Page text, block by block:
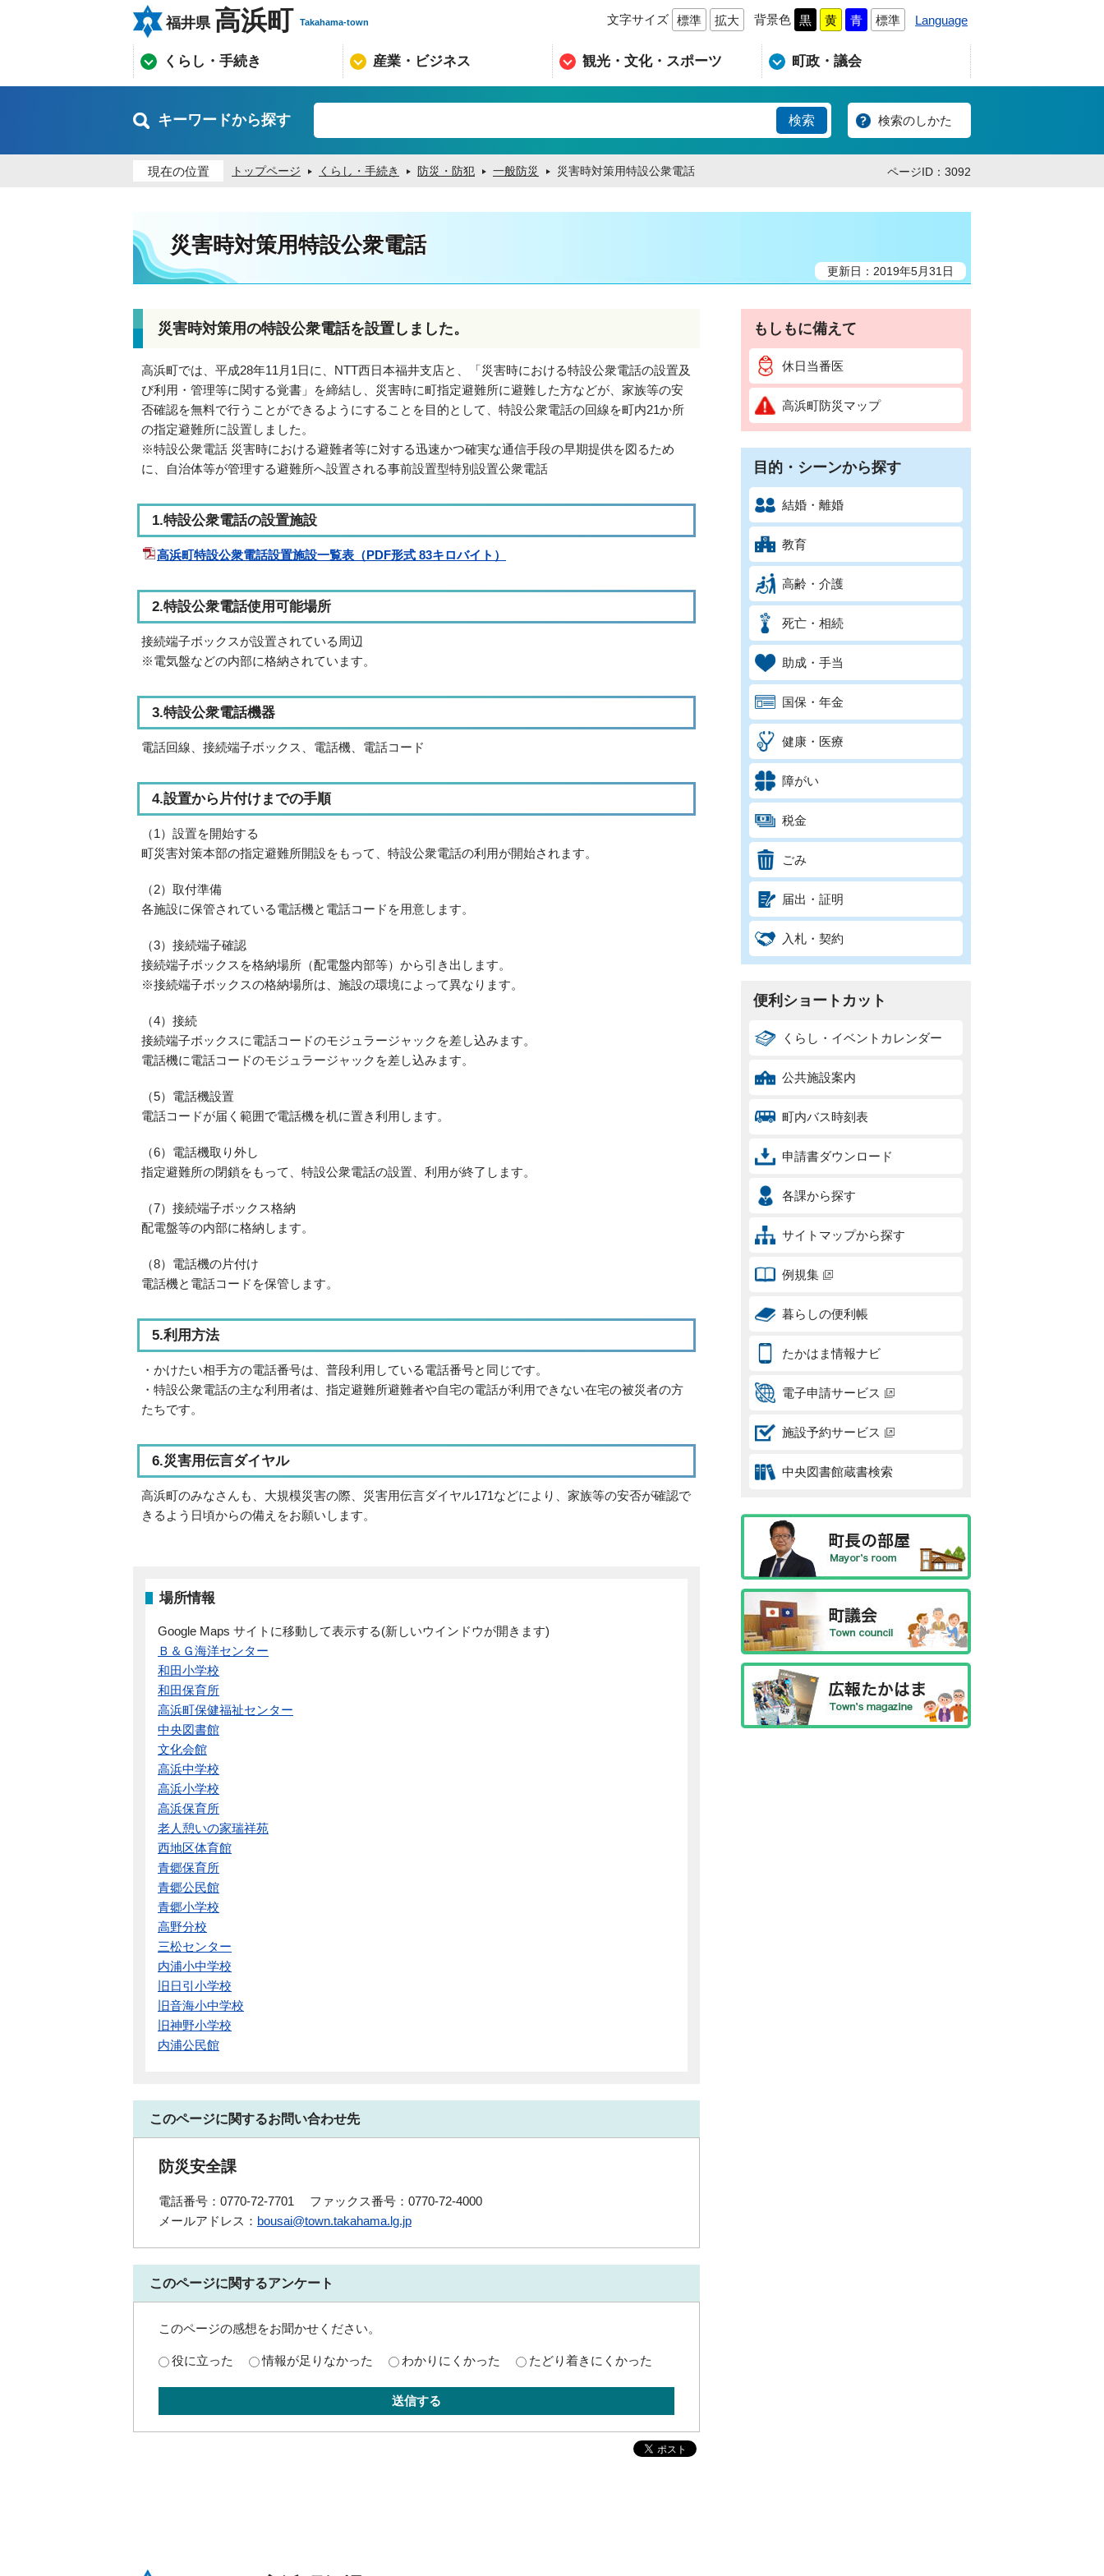
福井県 高浜町 Takahama-town 文字サイズ 標準 拡大 背景色 黒 黄 青 標準 Language
くらし・手続き 産業・ビジネス 観光・文化・スポーツ 町政・議会
キーワードから探す 検索のしかた
現在の位置 トップページ くらし・手続き 防災・防犯 一般防災 災害時対策用特設公衆電話 ページID：3092
災害時対策用特設公衆電話
更新日：2019年5月31日
災害時対策用の特設公衆電話を設置しました。
高浜町では、平成28年11月1日に、NTT西日本福井支店と、「災害時における特設公衆電話の設置及
び利用・管理等に関する覚書」を締結し、災害時に町指定避難所に避難した方などが、家族等の安
否確認を無料で行うことができるようにすることを目的として、特設公衆電話の回線を町内21か所
の指定避難所に設置しました。
※特設公衆電話 災害時における避難者等に対する迅速かつ確実な通信手段の早期提供を図るため
に、自治体等が管理する避難所へ設置される事前設置型特別設置公衆電話
1.特設公衆電話の設置施設
高浜町特設公衆電話設置施設一覧表（PDF形式 83キロバイト）
2.特設公衆電話使用可能場所
接続端子ボックスが設置されている周辺
※電気盤などの内部に格納されています。
3.特設公衆電話機器
電話回線、接続端子ボックス、電話機、電話コード
4.設置から片付けまでの手順
（1）設置を開始する
町災害対策本部の指定避難所開設をもって、特設公衆電話の利用が開始されます。
（2）取付準備
各施設に保管されている電話機と電話コードを用意します。
（3）接続端子確認
接続端子ボックスを格納場所（配電盤内部等）から引き出します。
※接続端子ボックスの格納場所は、施設の環境によって異なります。
（4）接続
接続端子ボックスに電話コードのモジュラージャックを差し込みます。
電話機に電話コードのモジュラージャックを差し込みます。
（5）電話機設置
電話コードが届く範囲で電話機を机に置き利用します。
（6）電話機取り外し
指定避難所の閉鎖をもって、特設公衆電話の設置、利用が終了します。
（7）接続端子ボックス格納
配電盤等の内部に格納します。
（8）電話機の片付け
電話機と電話コードを保管します。
5.利用方法
・かけたい相手方の電話番号は、普段利用している電話番号と同じです。
・特設公衆電話の主な利用者は、指定避難所避難者や自宅の電話が利用できない在宅の被災者の方
たちです。
6.災害用伝言ダイヤル
高浜町のみなさんも、大規模災害の際、災害用伝言ダイヤル171などにより、家族等の安否が確認で
きるよう日頃からの備えをお願いします。
場所情報
Google Maps サイトに移動して表示する(新しいウインドウが開きます)
Ｂ＆Ｇ海洋センター
和田小学校
和田保育所
高浜町保健福祉センター
中央図書館
文化会館
高浜中学校
高浜小学校
高浜保育所
老人憩いの家瑞祥苑
西地区体育館
青郷保育所
青郷公民館
青郷小学校
高野分校
三松センター
内浦小中学校
旧日引小学校
旧音海小中学校
旧神野小学校
内浦公民館
このページに関するお問い合わせ先
防災安全課
電話番号：0770-72-7701
ファックス番号：0770-72-4000
メールアドレス： bousai@town.takahama.lg.jp
このページに関するアンケート
このページの感想をお聞かせください。
役に立った 情報が足りなかった わかりにくかった たどり着きにくかった
送信する
もしもに備えて
休日当番医
高浜町防災マップ
目的・シーンから探す
結婚・離婚
教育
高齢・介護
死亡・相続
助成・手当
国保・年金
健康・医療
障がい
税金
ごみ
届出・証明
入札・契約
便利ショートカット
くらし・イベントカレンダー
公共施設案内
町内バス時刻表
申請書ダウンロード
各課から探す
サイトマップから探す
例規集
暮らしの便利帳
たかはま情報ナビ
電子申請サービス
施設予約サービス
中央図書館蔵書検索